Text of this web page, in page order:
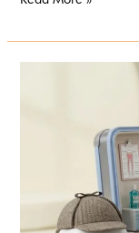
odontológico
llega